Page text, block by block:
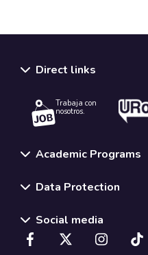
Direct links
Trabaja con
nosotros.
Academic Programs
Data Protection
Social media